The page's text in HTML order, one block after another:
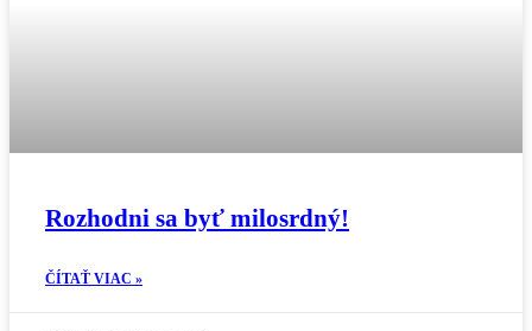
Rozhodni sa byť milosrdný!
ČÍTAŤ VIAC »